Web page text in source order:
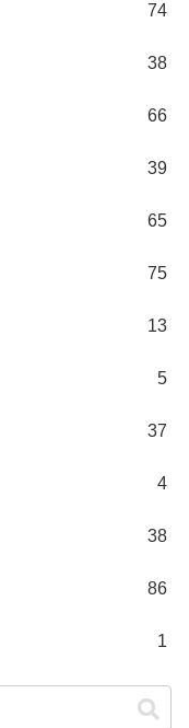
74
38
66
39
65
75
13
5
37
4
38
86
1